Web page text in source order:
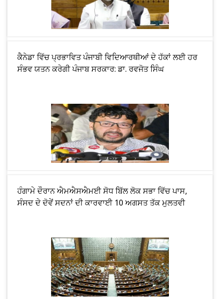
ਕੈਨੇਡਾ ਵਿੱਚ ਪ੍ਰਭਾਵਿਤ ਪੰਜਾਬੀ ਵਿਦਿਆਰਥੀਆਂ ਦੇ ਹੱਕਾਂ ਲਈ ਹਰ
ਸੰਭਵ ਯਤਨ ਕਰੇਗੀ ਪੰਜਾਬ ਸਰਕਾਰ: ਡਾ. ਰਵਜੋਤ ਸਿੰਘ
ਹੰਗਾਮੇ ਦੌਰਾਨ ਐਮਐਸਐਮਈ ਸੋਧ ਬਿੱਲ ਲੋਕ ਸਭਾ ਵਿੱਚ ਪਾਸ,
ਸੰਸਦ ਦੇ ਦੋਵੇਂ ਸਦਨਾਂ ਦੀ ਕਾਰਵਾਈ 10 ਅਗਸਤ ਤੱਕ ਮੁਲਤਵੀ